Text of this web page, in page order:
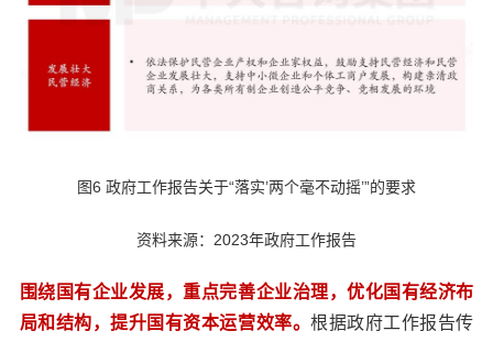
图6 政府工作报告关于“落实’两个毫不动摇’”的要求
资料来源：2023年政府工作报告
围绕国有企业发展，重点完善企业治理，优化国有经济布
局和结构，提升国有资本运营效率。根据政府工作报告传